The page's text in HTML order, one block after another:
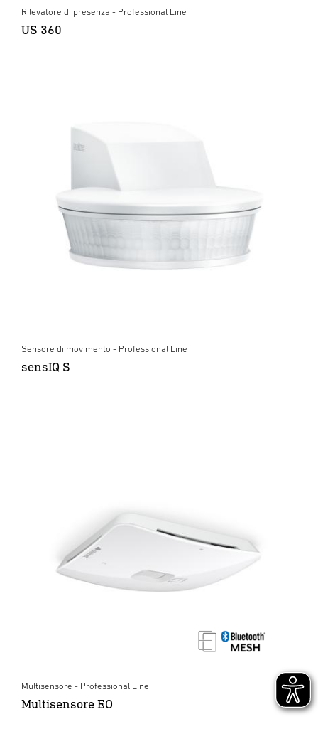
Rilevatore di presenza - Professional Line
US 360
Sensore di movimento - Professional Line
sensIQ S
Multisensore - Professional Line
Multisensore EO